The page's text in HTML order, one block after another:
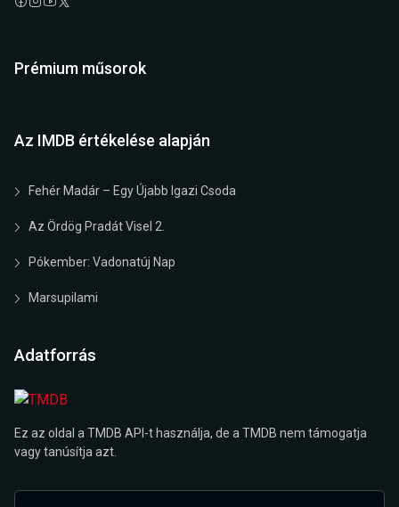
Prémium műsorok
Az IMDB értékelése alapján
Fehér Madár – Egy Újabb Igazi Csoda
Az Ördög Pradát Visel 2.
Pókember: Vadonatúj Nap
Marsupilami
Adatforrás
Ez az oldal a TMDB API-t használja, de a TMDB nem támogatja
vagy tanúsítja azt.